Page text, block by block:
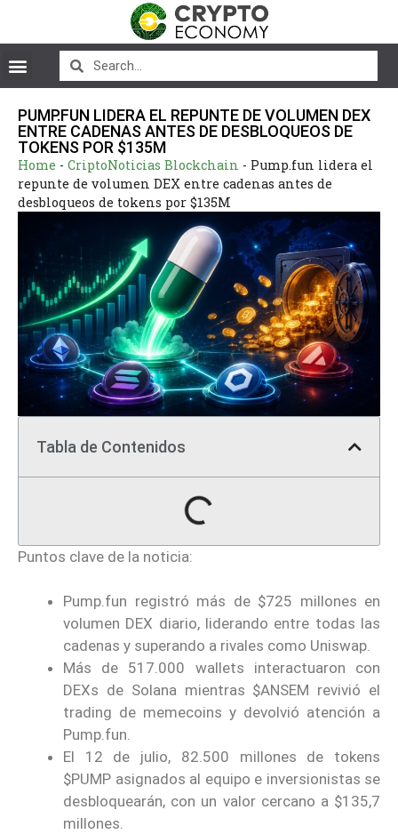
PUMP.FUN LIDERA EL REPUNTE DE VOLUMEN DEX
ENTRE CADENAS ANTES DE DESBLOQUEOS DE
TOKENS POR $135M
Home - CriptoNoticias Blockchain - Pump.fun lidera el
repunte de volumen DEX entre cadenas antes de
desbloqueos de tokens por $135M
Tabla de Contenidos
Puntos clave de la noticia:
Pump.fun registró más de $725 millones en
volumen DEX diario, liderando entre todas las
cadenas y superando a rivales como Uniswap.
Más de 517.000 wallets interactuaron con
DEXs de Solana mientras $ANSEM revivió el
trading de memecoins y devolvió atención a
Pump.fun.
El 12 de julio, 82.500 millones de tokens
$PUMP asignados al equipo e inversionistas se
desbloquearán, con un valor cercano a $135,7
millones.